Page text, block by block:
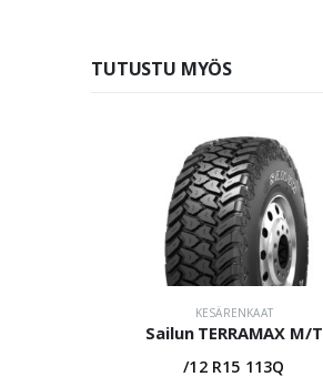
TUTUSTU MYÖS
KESÄRENKAAT
Sailun TERRAMAX M/T
/12 R15 113Q